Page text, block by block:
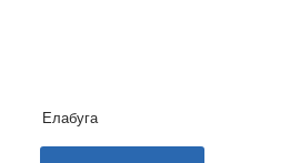
Елабуга